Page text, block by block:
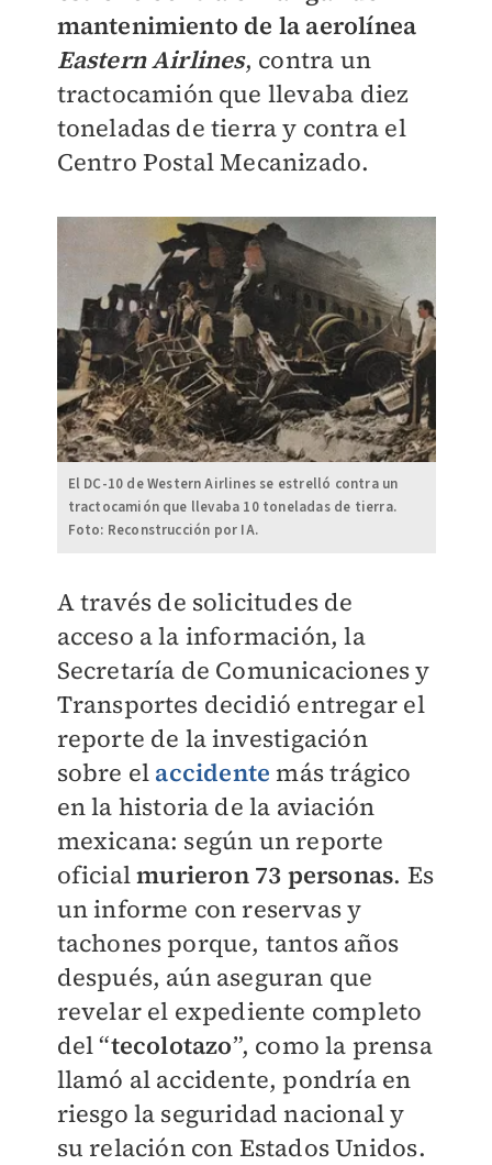
mantenimiento de la aerolínea
Eastern Airlines, contra un
tractocamión que llevaba diez
toneladas de tierra y contra el
Centro Postal Mecanizado.
El DC-10 de Western Airlines se estrelló contra un
tractocamión que llevaba 10 toneladas de tierra.
Foto: Reconstrucción por IA.
A través de solicitudes de
acceso a la información, la
Secretaría de Comunicaciones y
Transportes decidió entregar el
reporte de la investigación
sobre el accidente más trágico
en la historia de la aviación
mexicana: según un reporte
oficialmurieron 73 personas. Es
un informe con reservas y
tachones porque, tantos años
después, aún aseguran que
revelar el expediente completo
del “tecolotazo”, como la prensa
llamó al accidente, pondría en
riesgo la seguridad nacional y
su relación con Estados Unidos.